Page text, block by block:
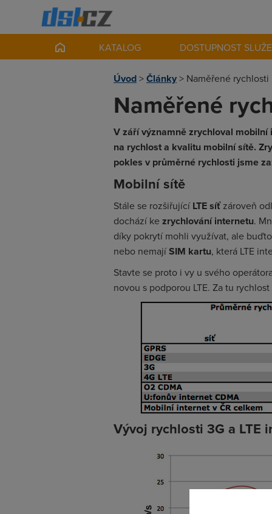
KATALOG DOSTUPNOST
Úvod>Články> Naměřené
Naměřené
V září významně zrychloval
na rychlost a kvalitu mobilní sítě.
pokles v průměrné rychlosti jsme
Mobilní sítě
Stále se rozšiřující LTE síťzároveň
dochází ke zrychlování internetu.
díky pokrytí mohli využívat, ale
nebo nemajíSIM kartu, která LTE
Stavte se proto i vy u svého
novou s podporou LTE. Za tu
Vývoj rychlosti 3G a LTE